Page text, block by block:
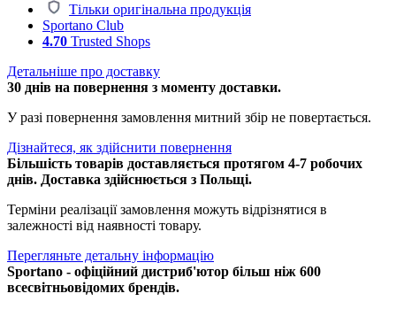
Тільки оригінальна продукція
Sportano Club
4.70 Trusted Shops
Детальніше про доставку
30 днів на повернення з моменту доставки.
У разі повернення замовлення митний збір не повертається.
Дізнайтеся, як здійснити повернення
Більшість товарів доставляється протягом 4-7 робочих
днів. Доставка здійснюється з Польщі.
Терміни реалізації замовлення можуть відрізнятися в
залежності від наявності товару.
Перегляньте детальну інформацію
Sportano - офіційний дистриб'ютор більш ніж 600
всесвітньовідомих брендів.